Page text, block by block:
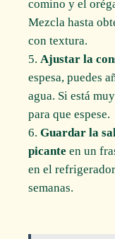
comino y el
Mezcla hasta
con textura.
Ajustar la
espesa, puedes
agua. Si está
para que espese.
Guardar la
picante en un
en el
semanas.